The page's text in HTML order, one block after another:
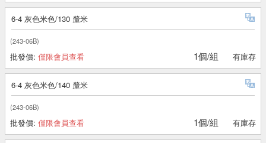
6-4 灰色米色/130 釐米
(243-06B)
批發價: 僅限會員查看 1個/組 有庫存
6-4 灰色米色/140 釐米
(243-06B)
批發價: 僅限會員查看 1個/組 有庫存